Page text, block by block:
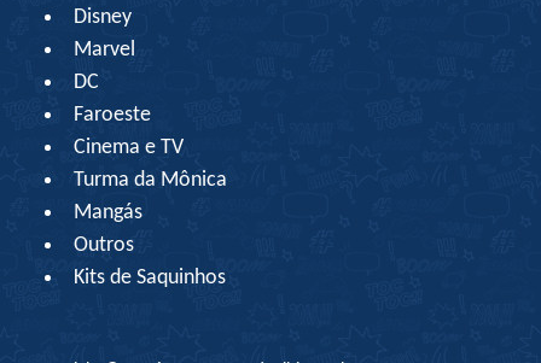
Disney
Marvel
DC
Faroeste
Cinema e TV
Turma da Mônica
Mangás
Outros
Kits de Saquinhos